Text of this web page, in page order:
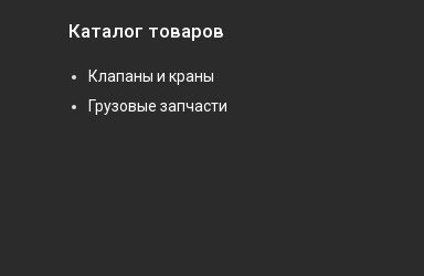
Каталог товаров
Клапаны и краны
Грузовые запчасти